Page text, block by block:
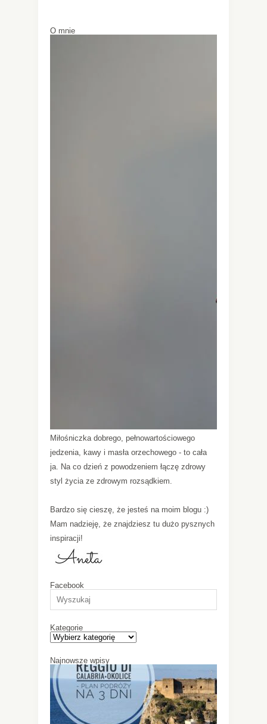
O mnie
Miłośniczka dobrego, pełnowartościowego
jedzenia, kawy i masła orzechowego - to cała
ja. Na co dzień z powodzeniem łączę zdrowy
styl życia ze zdrowym rozsądkiem.
Bardzo się cieszę, że jesteś na moim blogu :)
Mam nadzieję, że znajdziesz tu dużo pysznych
inspiracji!
Facebook
Kategorie
Najnowsze wpisy